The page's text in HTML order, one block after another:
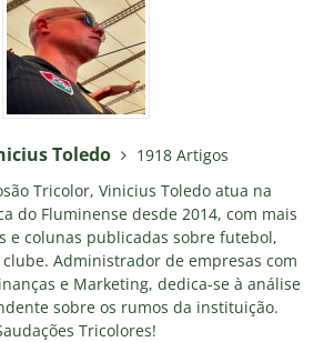
Toledo
1918 Artigos
Tricolor, Vinicius Toledo atua na
do Fluminense desde 2014, com mais
e colunas publicadas sobre futebol,
Administrador de empresas com
e Marketing, dedica-se à análise
sobre os rumos da instituição.
Tricolores!